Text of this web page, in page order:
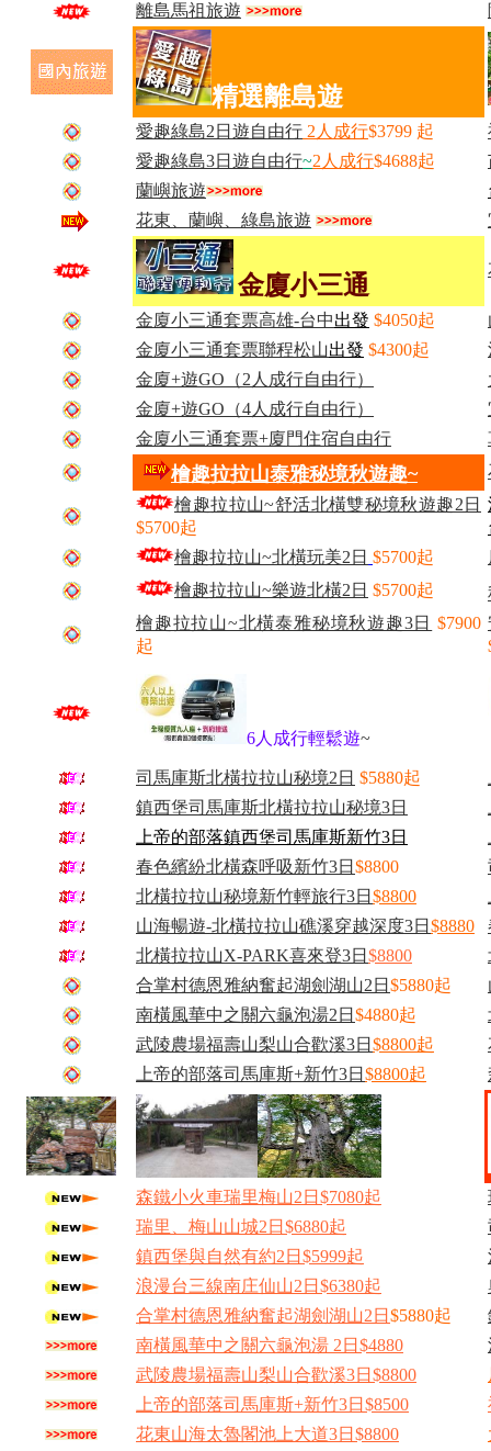
離島馬祖旅遊
精選離島遊
愛趣綠島2日遊自由行 2人成行$3799 起
愛趣綠島3日遊自由行~2人成行$4688起
蘭嶼旅遊
花東、蘭嶼、綠島旅遊
金廈小三通
金廈小三通套票高雄-台中出發 $4050起
金廈小三通套票聯程松山出發 $4300起
金廈+遊GO（2人成行自由行）
金廈+遊GO（4人成行自由行）
金廈小三通套票+廈門住宿自由行
檜趣拉拉山泰雅秘境秋遊趣~
檜趣拉拉山~舒活北橫雙秘境秋遊趣2日
$5700起
檜趣拉拉山~北橫玩美2日 $5700起
檜趣拉拉山~樂遊北橫2日 $5700起
檜趣拉拉山~北橫泰雅秘境秋遊趣3日 $7900
起
6人成行輕鬆遊~
司馬庫斯北橫拉拉山秘境2日 $5880起
鎮西堡司馬庫斯北橫拉拉山秘境3日
上帝的部落鎮西堡司馬庫斯新竹3日
春色繽紛北橫森呼吸新竹3日 $8800
北橫拉拉山秘境新竹輕旅行3日 $8800
山海暢遊-北橫拉拉山礁溪穿越深度3日 $8880
北橫拉拉山X-PARK喜來登3日 $8800
合掌村德恩雅納奮起湖劍湖山2日 $5880起
南橫風華中之關六龜泡湯2日 $4880起
武陵農場福壽山梨山合歡溪3日 $8800起
上帝的部落司馬庫斯+新竹3日 $8800起
森鐵小火車瑞里梅山2日$7080起
瑞里、梅山山城2日$6880起
鎮西堡與自然有約2日$5999起
浪漫台三線南庄仙山2日$6380起
合掌村德恩雅納奮起湖劍湖山2日 $5880起
南橫風華中之關六龜泡湯 2日$4880
武陵農場福壽山梨山合歡溪3日$8800
上帝的部落司馬庫斯+新竹3日$8500
花東山海太魯閣池上大道3日$8800